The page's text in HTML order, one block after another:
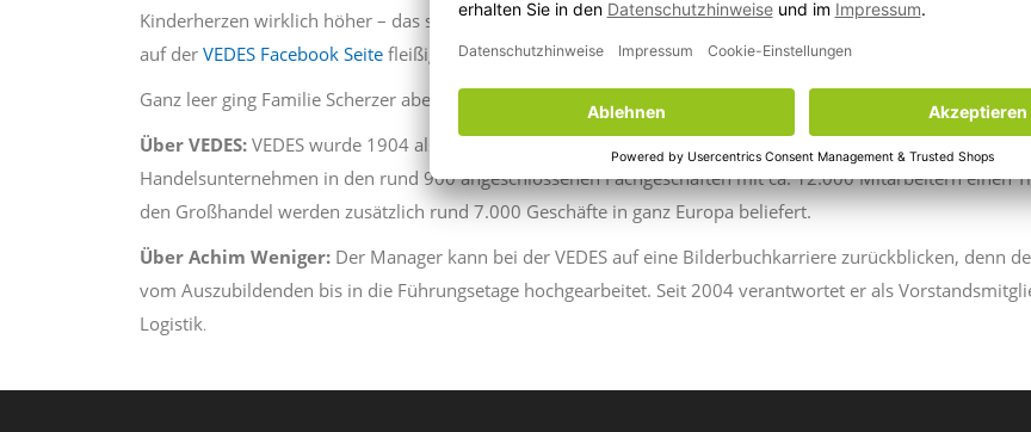
Kinderherzen wirklich höher – das sahen auch tausende VEDES Fans, denn die Live-Videos und die
auf der VEDES Facebook Seite fleißig angesehen und kommentiert.
Ganz leer ging Familie Scherzer aber nicht aus, denn der VEDES Boss hatte ein paar leckere Schmankerl
Über VEDES: VEDES wurde 1904 als klassische Einkaufsgenossenschaft von 14 Spielwarenfachhändlern in
Handelsunternehmen in den rund 900 angeschlossenen Fachgeschäften mit ca. 12.000 Mitarbeitern einen
den Großhandel werden zusätzlich rund 7.000 Geschäfte in ganz Europa beliefert.
Über Achim Weniger: Der Manager kann bei der VEDES auf eine Bilderbuchkarriere zurückblicken, denn
vom Auszubildenden bis in die Führungsetage hochgearbeitet. Seit 2004 verantwortet er als
Logistik.